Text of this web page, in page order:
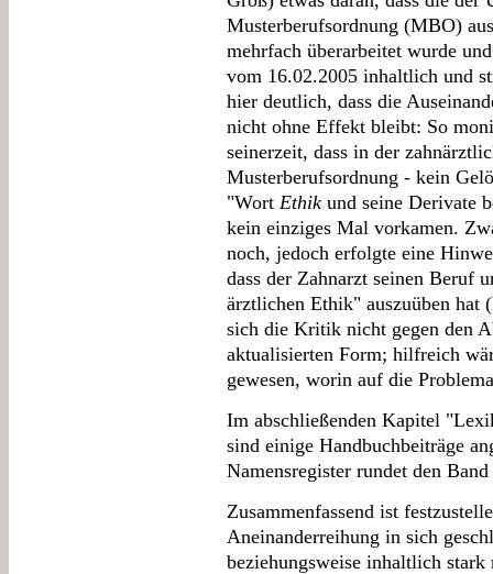
Musterberufsordnung (MBO)
mehrfach überarbeitet wurde
vom 16.02.2005 inhaltlich und
hier deutlich, dass die
nicht ohne Effekt bleibt: So
seinerzeit, dass in der
Musterberufsordnung - kein
"Wort Ethik und seine Derivate
kein einziges Mal vorkamen.
noch, jedoch erfolgte eine
dass der Zahnarzt seinen Beruf
ärztlichen Ethik" auszuüben
sich die Kritik nicht gegen den
aktualisierten Form; hilfreich
gewesen, worin auf die
Im abschließenden Kapitel
sind einige Handbuchbeiträge
Namensregister rundet den Band
Zusammenfassend ist
Aneinanderreihung in sich
beziehungsweise inhaltlich